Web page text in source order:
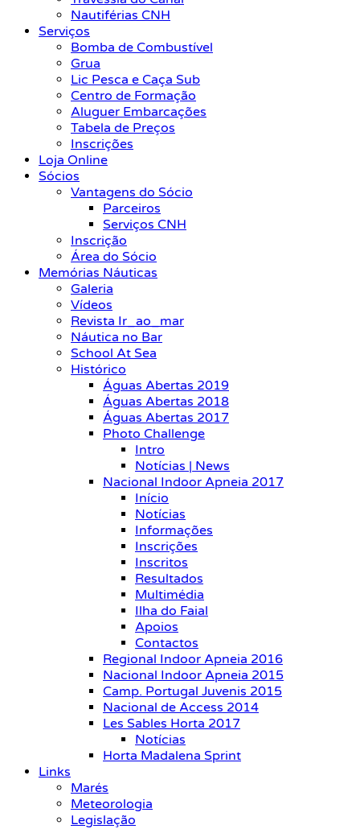
Nautiférias CNH
Serviços
Bomba de Combustível
Grua
Lic Pesca e Caça Sub
Centro de Formação
Aluguer Embarcações
Tabela de Preços
Inscrições
Loja Online
Sócios
Vantagens do Sócio
Parceiros
Serviços CNH
Inscrição
Área do Sócio
Memórias Náuticas
Galeria
Vídeos
Revista Ir_ao_mar
Náutica no Bar
School At Sea
Histórico
Águas Abertas 2019
Águas Abertas 2018
Águas Abertas 2017
Photo Challenge
Intro
Notícias | News
Nacional Indoor Apneia 2017
Início
Notícias
Informações
Inscrições
Inscritos
Resultados
Multimédia
Ilha do Faial
Apoios
Contactos
Regional Indoor Apneia 2016
Nacional Indoor Apneia 2015
Camp. Portugal Juvenis 2015
Nacional de Access 2014
Les Sables Horta 2017
Notícias
Horta Madalena Sprint
Links
Marés
Meteorologia
Legislação